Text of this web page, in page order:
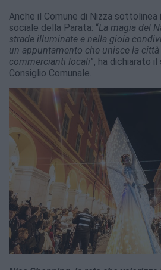
Anche il Comune di Nizza
sociale della Parata: “La magia del
strade illuminate e nella gioia
un appuntamento che unisce la
commercianti locali”, ha dichiarato
Consiglio Comunale.